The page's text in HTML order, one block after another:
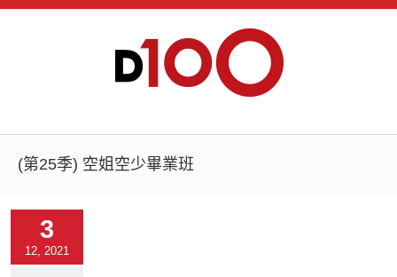
(第25季) 空姐空少畢業班
3
12, 2021